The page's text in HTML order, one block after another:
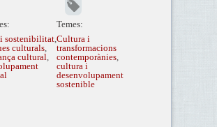
sostenibilitat,
culturals,
cultural,
Temes:
Cultura i
transformacions
contemporànies,
cultura i
desenvolupament
sostenible